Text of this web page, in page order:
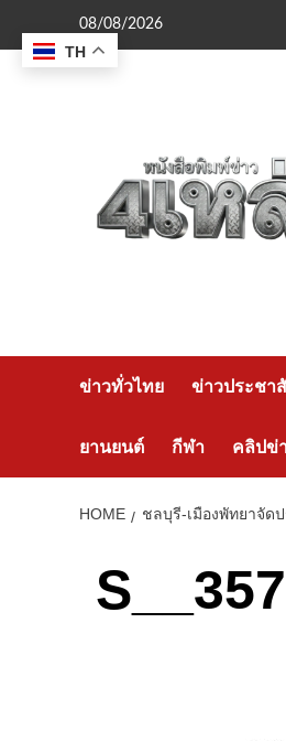
content
08/08/2026
ข่าวทั่วไทย ข่าวประชา
ยานยนต์ กีฬา คลิปข่
HOME ชลบุรี-เมืองพัทยาจัด
TH